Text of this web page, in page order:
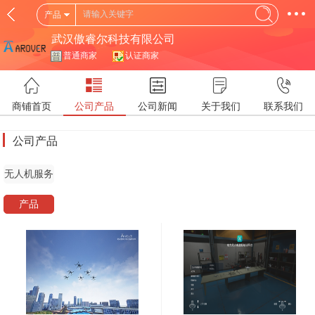
产品
武汉傲睿尔科技有限公司
普通商家 认证商家
商铺首页 公司产品 公司新闻 关于我们 联系我们
公司产品
无人机服务
产品